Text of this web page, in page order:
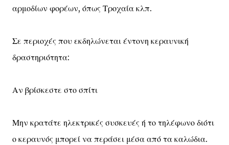
αρμοδίων φορέων, όπως Τροχαία κλπ.
Σε περιοχές που εκδηλώνεται έντονη κεραυνική
δραστηριότητα:
Αν βρίσκεστε στο σπίτι
Μην κρατάτε ηλεκτρικές συσκευές ή το τηλέφωνο διότι
ο κεραυνός μπορεί να περάσει μέσα από τα καλώδια.